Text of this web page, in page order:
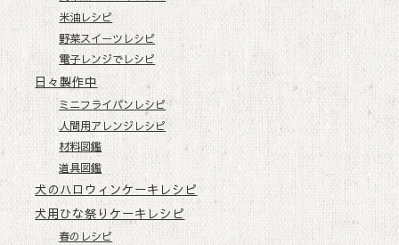
米油レシピ
野菜スイーツレシピ
電子レンジでレシピ
日々製作中
ミニフライパンレシピ
人間用アレンジレシピ
材料図鑑
道具図鑑
犬のハロウィンケーキレシピ
犬用ひな祭りケーキレシピ
春のレシピ